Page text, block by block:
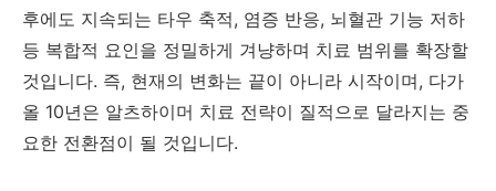
후에도 지속되는 타우 축적, 염증 반응, 뇌혈관 기능 저하
등 복합적 요인을 정밀하게 겨냥하며 치료 범위를 확장할
것입니다. 즉, 현재의 변화는 끝이 아니라 시작이며, 다가
올 10년은 알츠하이머 치료 전략이 질적으로 달라지는 중
요한 전환점이 될 것입니다.